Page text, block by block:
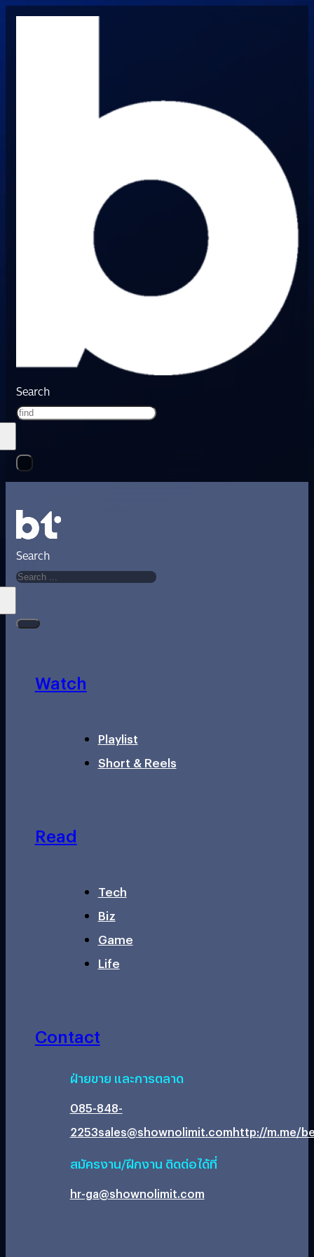
Search
Search
Watch
Playlist
Short & Reels
Read
Tech
Biz
Game
Life
Contact
ฝ่ายขาย และการตลาด
085-848-
2253sales@shownolimit.comhttp://m.me/
สมัครงาน/ฝึกงาน ติดต่อได้ที่
hr-ga@shownolimit.com